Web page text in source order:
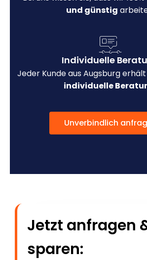
und günstig
Individuelle
Jeder Kunde aus Augsburg
individuelle
Unverbindlich
Jetzt anfragen
sparen: